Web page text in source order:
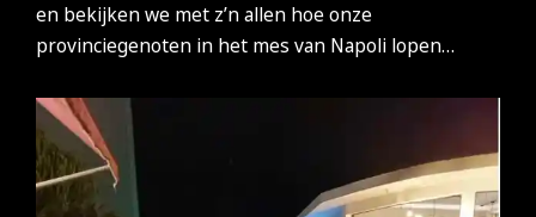
en bekijken we met z’n allen hoe onze
provinciegenoten in het mes van Napoli lopen…